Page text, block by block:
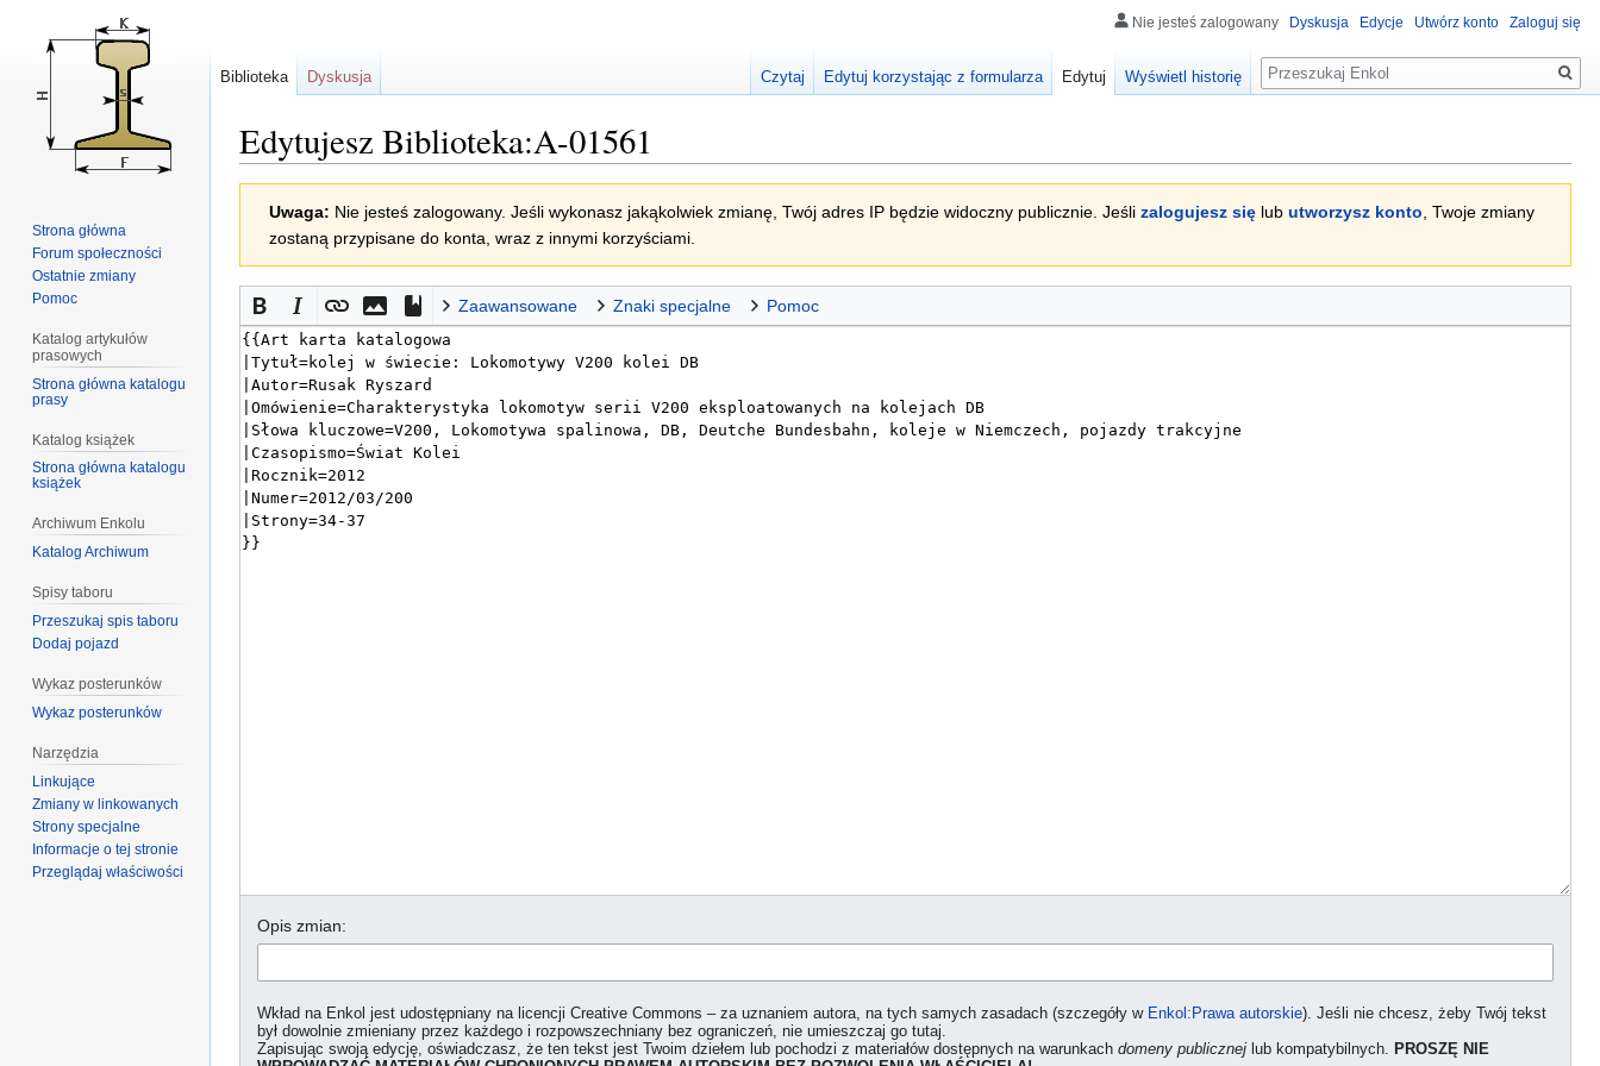
Edytujesz Biblioteka:A-01561
nawigacji
wyszukiwania
Uwaga: Nie jesteś zalogowany. Jeśli wykonasz jakąkolwiek zmianę, Twój adres IP będzie widoczny publicznie. Jeśli zalogujesz się lub utworzysz konto, Twoje zmiany
zostaną przypisane do konta, wraz z innymi korzyściami.
Zaawansowane Znaki specjalne Pomoc
Opis zmian:
Wkład na Enkol jest udostępniany na licencji Creative Commons – za uznaniem autora, na tych samych zasadach (szczegóły w Enkol:Prawa autorskie). Jeśli nie chcesz, żeby Twój tekst
był dowolnie zmieniany przez każdego i rozpowszechniany bez ograniczeń, nie umieszczaj go tutaj.
Zapisując swoją edycję, oświadczasz, że ten tekst jest Twoim dziełem lub pochodzi z materiałów dostępnych na warunkach domeny publicznej lub kompatybilnych. PROSZĘ NIE
Nie jesteś zalogowany Dyskusja Edycje Utwórz konto Zaloguj się
Biblioteka Dyskusja Czytaj Edytuj korzystając z formularza Edytuj Wyświetl historię
Szukaj
Strona główna
Forum społeczności
Ostatnie zmiany
Pomoc
Katalog artykułów
prasowych
Strona główna katalogu
prasy
Katalog książek
Strona główna katalogu
książek
Archiwum Enkolu
Katalog Archiwum
Spisy taboru
Przeszukaj spis taboru
Dodaj pojazd
Wykaz posterunków
Wykaz posterunków
Narzędzia
Linkujące
Zmiany w linkowanych
Strony specjalne
Informacje o tej stronie
Przeglądaj właściwości